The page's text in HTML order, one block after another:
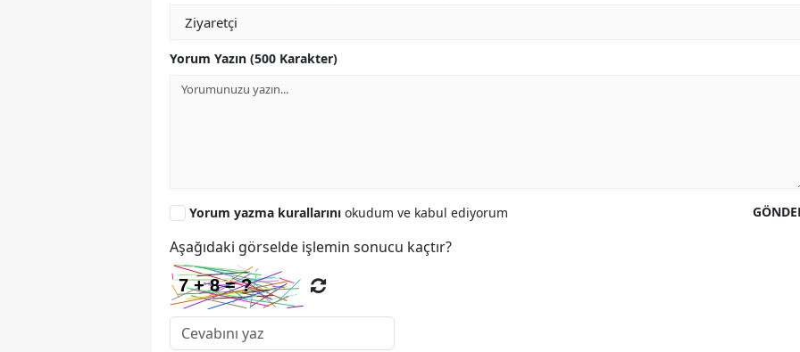
Yorum Yazın (500 Karakter)
Yorum yazma kurallarını okudum ve kabul ediyorum
Aşağıdaki görselde işlemin sonucu kaçtır?